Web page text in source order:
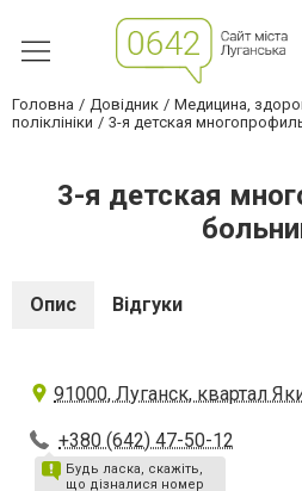
Головна Довідник Медицина,
поліклініки
3-я детская
3-я детская
Опис Відгуки
91000, Луганск, квартал
+380 (642) 47-50-12
Будь ласка, скажіть,
що дізналися номер